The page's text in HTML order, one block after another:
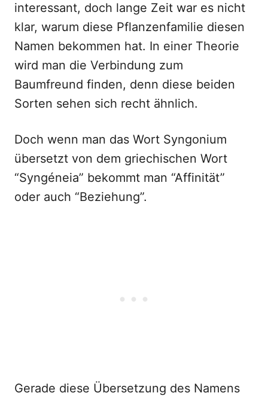
interessant, doch lange Zeit war es nicht
klar, warum diese Pflanzenfamilie diesen
Namen bekommen hat. In einer Theorie
wird man die Verbindung zum
Baumfreund finden, denn diese beiden
Sorten sehen sich recht ähnlich.
Doch wenn man das Wort Syngonium
übersetzt von dem griechischen Wort
“Syngéneia” bekommt man “Affinität”
oder auch “Beziehung”.
Gerade diese Übersetzung des Namens